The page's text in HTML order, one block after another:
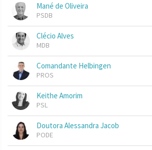
Mané de Oliveira
PSDB
Clécio Alves
MDB
Comandante Helbingen
PROS
Keithe Amorim
PSL
Doutora Alessandra Jacob
PODE